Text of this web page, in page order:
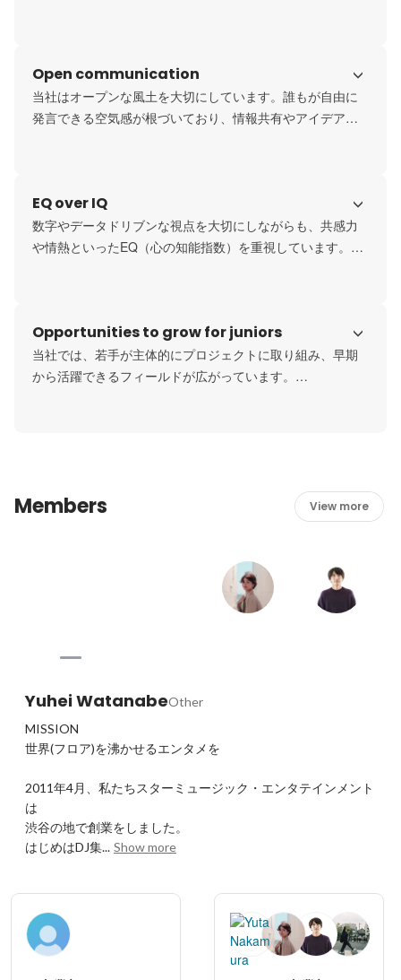
かけ合わせることで、新たな価値を生み出せることが私た
ちの強みです。社内ではメンバー同士が刺激し合うことで
常に新しい発想が生まれています。そんな「多様性」が私
Open communication
当社はオープンな風土を大切にしています。誰もが自由に
発言できる空気感が根づいており、情報共有やアイデアの
EQ over IQ
数字やデータドリブンな視点を大切にしながらも、共感力
や情熱といったEQ（心の知能指数）を重視しています。
Opportunities to grow for juniors
当社では、若手が主体的にプロジェクトに取り組み、早期
から活躍できるフィールドが広がっています。
Members View more
Yuhei WatanabeOther
MISSION
世界(フロア)を沸かせるエンタメを
2011年4月、私たちスターミュージック・エンタテインメント
は
渋谷の地で創業をしました。
はじめはDJ集... Show more